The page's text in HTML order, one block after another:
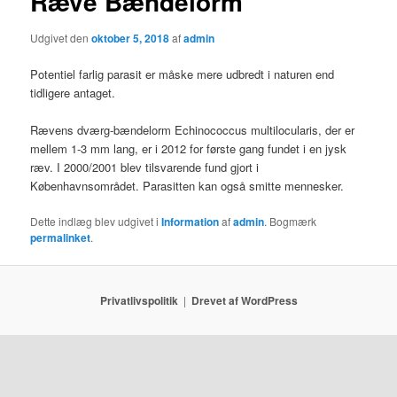
Udgivet denoktober 5, 2018afadmin
Potentiel farlig parasit er måske mere udbredt i naturen end
tidligere antaget.
Rævens dværg-bændelorm Echinococcus multilocularis, der er
mellem 1-3 mm lang, er i 2012 for første gang fundet i en jysk
ræv. I 2000/2001 blev tilsvarende fund gjort i
Københavnsområdet. Parasitten kan også smitte mennesker.
Dette indlæg blev udgivet iInformationafadmin. Bogmærk
permalinket.
Privatlivspolitik Drevet af WordPress